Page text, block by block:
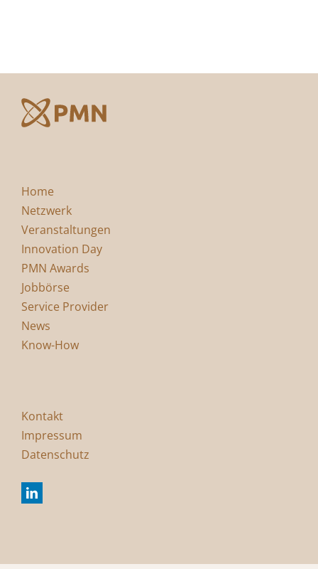
Home
Netzwerk
Veranstaltungen
Innovation Day
PMN Awards
Jobbörse
Service Provider
News
Know-How
Kontakt
Impressum
Datenschutz